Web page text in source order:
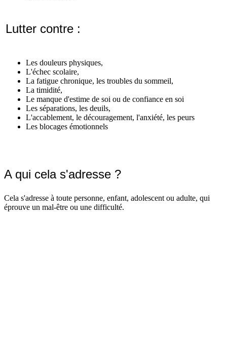
Lutter contre :
Les douleurs physiques,
L'échec scolaire,
La fatigue chronique, les troubles du sommeil,
La timidité,
Le manque d'estime de soi ou de confiance en soi
Les séparations, les deuils,
L'accablement, le découragement, l'anxiété, les peurs
Les blocages émotionnels
A qui cela s'adresse ?
Cela s'adresse à toute personne, enfant, adolescent ou adulte, qui
éprouve un mal-être ou une difficulté.